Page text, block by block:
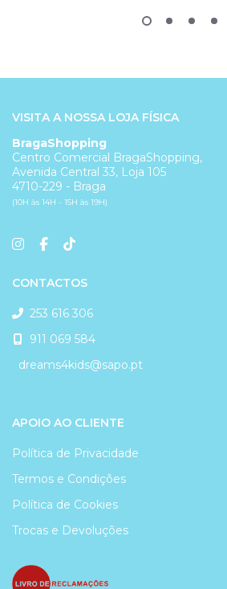
VISITA A NOSSA LOJA FÍSICA
BragaShopping
Centro Comercial BragaShopping,
Avenida Central 33, Loja 105
4710-229 - Braga
(10H às 14H - 15H às 19H)
CONTACTOS
253 616 306
911 069 584
dreams4kids@sapo.pt
APOIO AO CLIENTE
Política de Privacidade
Termos e Condições
Política de Cookies
Trocas e Devoluções